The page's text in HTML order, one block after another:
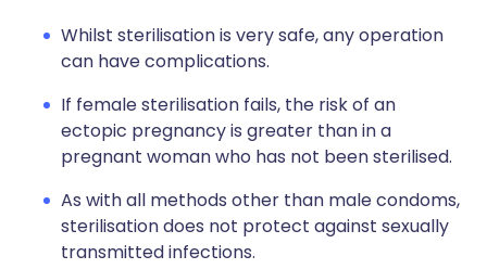
Whilst sterilisation is very safe, any operation
can have complications.
If female sterilisation fails, the risk of an
ectopic pregnancy is greater than in a
pregnant woman who has not been sterilised.
As with all methods other than male condoms,
sterilisation does not protect against sexually
transmitted infections.